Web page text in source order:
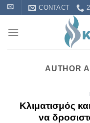
Skip
to
content
CONTACT
AUTHOR
Κλιματισμός
να